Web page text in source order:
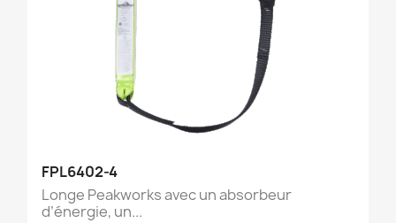
FPL6402-4
Longe Peakworks avec un absorbeur
d’énergie, un...